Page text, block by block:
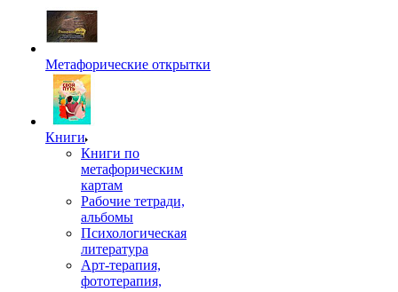
Метафорические открытки
Книги
Книги по
метафорическим
картам
Рабочие тетради,
альбомы
Психологическая
литература
Арт-терапия,
фототерапия,